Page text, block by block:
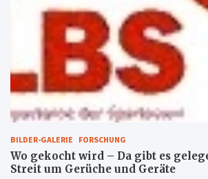
BILDER-GALERIE FORSCHUNG
Wo gekocht wird – Da gibt es
Streit um Gerüche und Geräte